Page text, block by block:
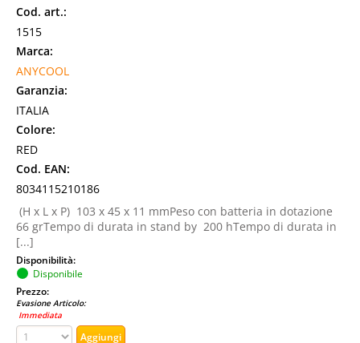
Cod. art.:
1515
Marca:
ANYCOOL
Garanzia:
ITALIA
Colore:
RED
Cod. EAN:
8034115210186
(H x L x P) 103 x 45 x 11 mmPeso con batteria in dotazione
66 grTempo di durata in stand by 200 hTempo di durata in
[...]
Disponibilità:
Disponibile
Prezzo:
Evasione Articolo:
Immediata